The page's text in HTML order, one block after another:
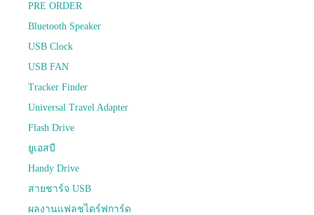
PRE ORDER
Bluetooth Speaker
USB Clock
USB FAN
Tracker Finder
Universal Travel Adapter
Flash Drive
ยูเอสบี
Handy Drive
สายชาร์จ USB
ผลงานแฟลชไดร์ฟการ์ด